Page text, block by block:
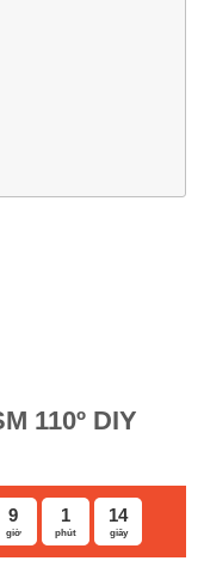
110º DIY
9
giờ
1
phút
13
giây